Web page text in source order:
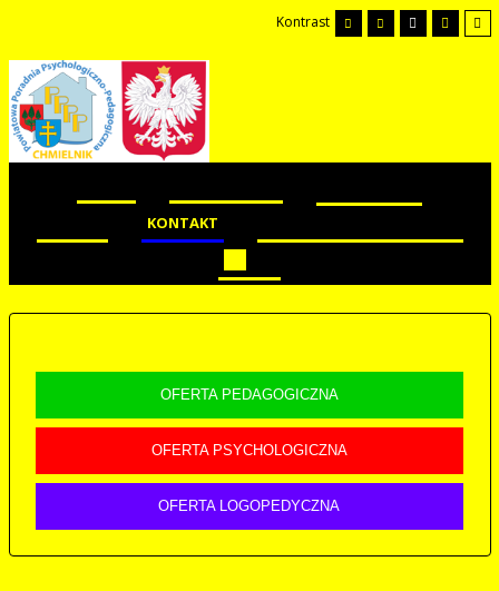
Kontrast
KONTAKT
OFERTA PEDAGOGICZNA
OFERTA PSYCHOLOGICZNA
OFERTA LOGOPEDYCZNA